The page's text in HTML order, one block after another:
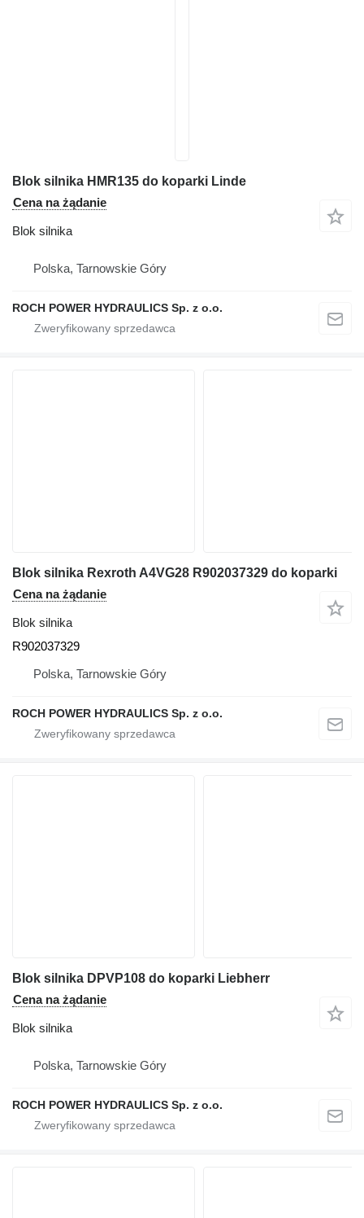
Blok silnika HMR135 do koparki Linde
Cena na żądanie
Blok silnika
Polska, Tarnowskie Góry
ROCH POWER HYDRAULICS Sp. z o.o.
Blok silnika Rexroth A4VG28 R902037329 do koparki
Cena na żądanie
Blok silnika
R902037329
Polska, Tarnowskie Góry
ROCH POWER HYDRAULICS Sp. z o.o.
Blok silnika DPVP108 do koparki Liebherr
Cena na żądanie
Blok silnika
Polska, Tarnowskie Góry
ROCH POWER HYDRAULICS Sp. z o.o.